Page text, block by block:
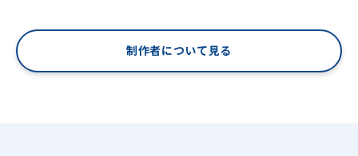
制作者について見る